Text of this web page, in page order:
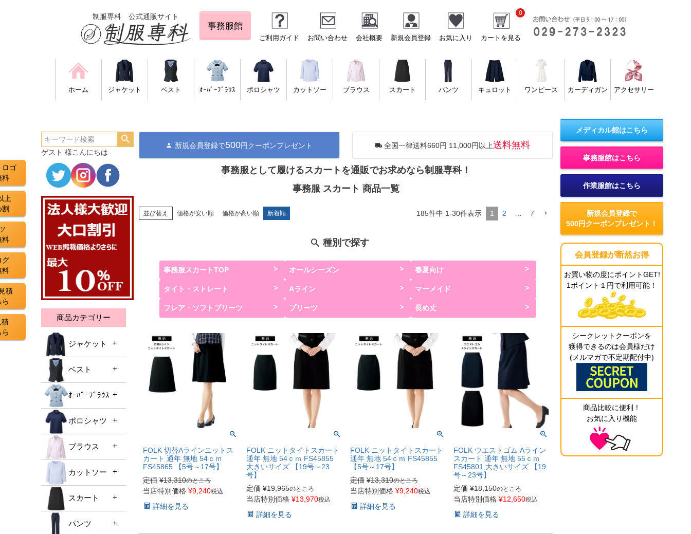
制服専科 公式通販サイト
事務服館
ご利用ガイド お問い合わせ 会社概要 新規会員登録 お気に入り
0
カートを見る
ホーム ジャケット ベスト ｵｰﾊﾞｰﾌﾞﾗｳｽ ポロシャツ カットソー ブラウス スカート パンツ キュロット ワンピース カーディガン アクセサリー
ロゴ
料
上
料
グ
料
積
積
ゲスト 様こんにちは
商品カテゴリー
ジャケット
ジャケットTOP
オールシーズン
春夏向け
ソフトジャケット
ベスト
ベストTOP
オールシーズン
春夏向け
ニットベスト
ｵｰﾊﾞｰﾌﾞﾗｳｽ
ｵｰﾊﾞｰﾌﾞﾗｳｽTOP
チェック
ドット
ｽﾄﾗｲﾌﾟ･ﾎﾞｰﾀﾞｰ
無地
ニット素材
ポロシャツ
ポロシャツTOP
ベーシック
オフィス向け
華やかデザイン
ブラウス
ブラウスTOP
長袖
半袖
1枚着可能
カットソー
カットソーTOP
スカート
スカートTOP
パンツ
新規会員登録で500円クーポンプレゼント 全国一律送料660円 11,000円以上送料無料
事務服として履けるスカートを通販でお求めなら制服専科！
事務服 スカート 商品一覧
並び替え 価格が安い順 価格が高い順 新着順 185件中 1-30件表示 1 2 7
種別で探す
事務服スカートTOP オールシーズン 春夏向け
タイト・ストレート Aライン マーメイド
フレア・ソフトプリーツ プリーツ 長め丈
FOLK 切替Aラインニットス
カート 通年 無地 54ｃｍ
FS45865 【5号～17号】
定価 ¥13,310のところ
当店特別価格 ¥9,240税込
詳細を見る
FOLK ニットタイトスカート
通年 無地 54ｃｍ FS45855
大きいサイズ 【19号～23
号】
定価 ¥19,965のところ
当店特別価格 ¥13,970税込
詳細を見る
FOLK ニットタイトスカート
通年 無地 54ｃｍ FS45855
【5号～17号】
定価 ¥13,310のところ
当店特別価格 ¥9,240税込
詳細を見る
FOLK ウエストゴム Aライン
スカート 通年 無地 55ｃｍ
FS45801 大きいサイズ 【19
号～23号】
定価 ¥18,150のところ
当店特別価格 ¥12,650税込
詳細を見る
メディカル館はこちら
事務服館はこちら
作業服館はこちら
新規会員登録で
500円クーポンプレゼント！
会員登録が断然お得
お買い物の度にポイントGET!
1ポイント１円で利用可能！
シークレットクーポンを
獲得できるのは会員様だけ
(メルマガで不定期配付中)
商品比較に便利！
お気に入り機能